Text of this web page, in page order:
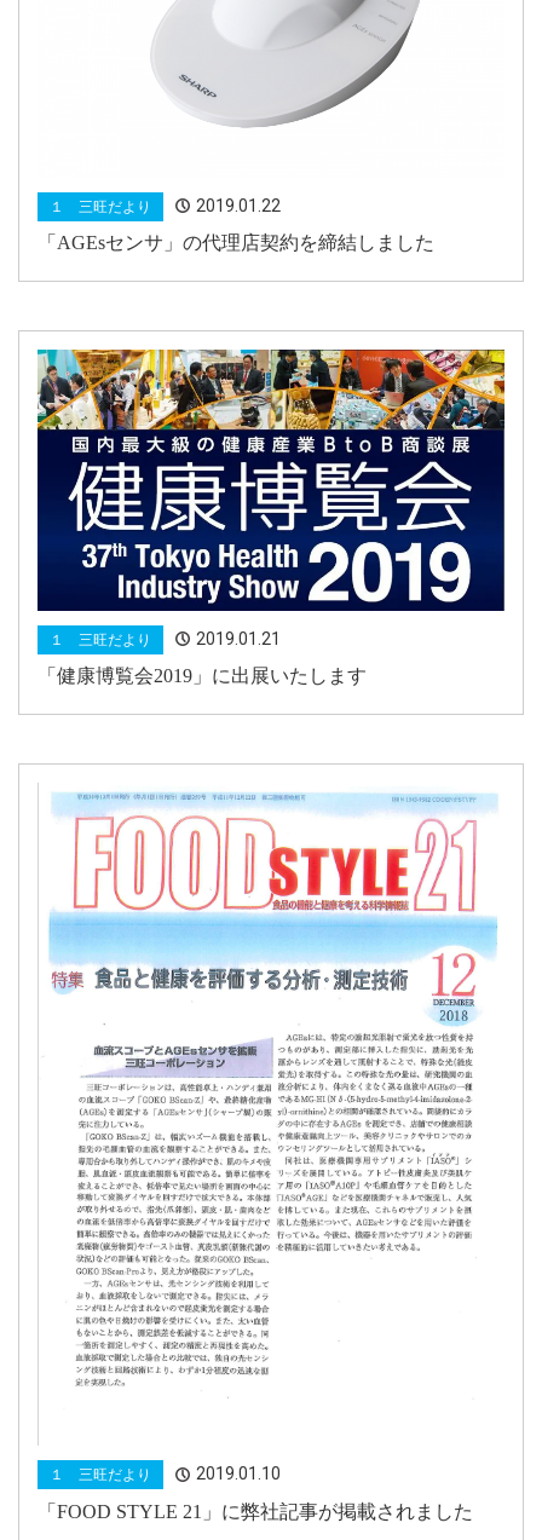
１ 三旺だより 2019.01.22
「AGEsセンサ」の代理店契約を締結しました
１ 三旺だより 2019.01.21
「健康博覧会2019」に出展いたします
１ 三旺だより 2019.01.10
「FOOD STYLE 21」に弊社記事が掲載されました